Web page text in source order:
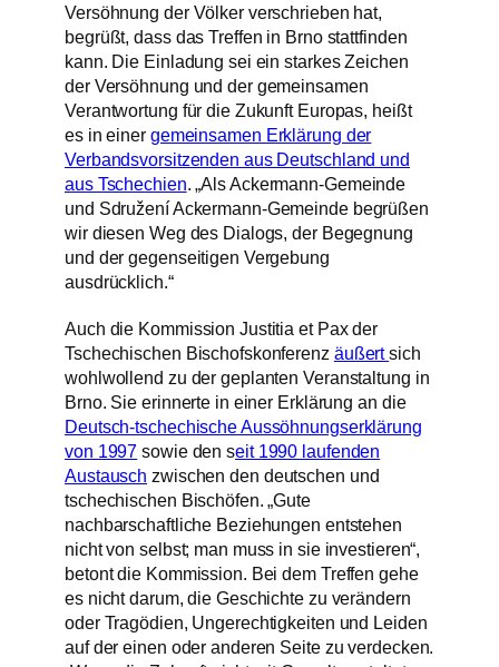
Versöhnung der Völker verschrieben hat,
begrüßt, dass das Treffen in Brno stattfinden
kann. Die Einladung sei ein starkes Zeichen
der Versöhnung und der gemeinsamen
Verantwortung für die Zukunft Europas, heißt
es in einer gemeinsamen Erklärung der
Verbandsvorsitzenden aus Deutschland und
aus Tschechien. „Als Ackermann-Gemeinde
und Sdružení Ackermann-Gemeinde begrüßen
wir diesen Weg des Dialogs, der Begegnung
und der gegenseitigen Vergebung
ausdrücklich.“
Auch die Kommission Justitia et Pax der
Tschechischen Bischofskonferenz äußertsich
wohlwollend zu der geplanten Veranstaltung in
Brno. Sie erinnerte in einer Erklärung an die
Deutsch-tschechische Aussöhnungserklärung
von 1997 sowie den seit 1990 laufenden
Austausch zwischen den deutschen und
tschechischen Bischöfen. „Gute
nachbarschaftliche Beziehungen entstehen
nicht von selbst; man muss in sie investieren“,
betont die Kommission. Bei dem Treffen gehe
es nicht darum, die Geschichte zu verändern
oder Tragödien, Ungerechtigkeiten und Leiden
auf der einen oder anderen Seite zu verdecken.